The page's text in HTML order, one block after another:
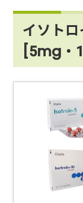
イソト
[5mg・